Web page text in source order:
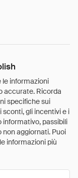
le informazioni
accurate. Ricorda
specifiche sui
sconti, gli incentivi e i
informativo, passibili
aggiornati. Puoi
informazioni più